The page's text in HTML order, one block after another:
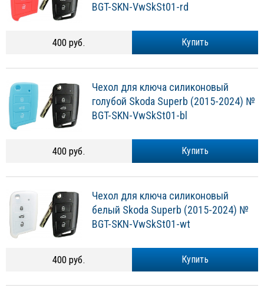
BGT-SKN-VwSkSt01-rd
Купить
400 руб.
Чехол для ключа силиконовый
голубой Skoda Superb (2015-2024) №
BGT-SKN-VwSkSt01-bl
Купить
400 руб.
Чехол для ключа силиконовый
белый Skoda Superb (2015-2024) №
BGT-SKN-VwSkSt01-wt
Купить
400 руб.